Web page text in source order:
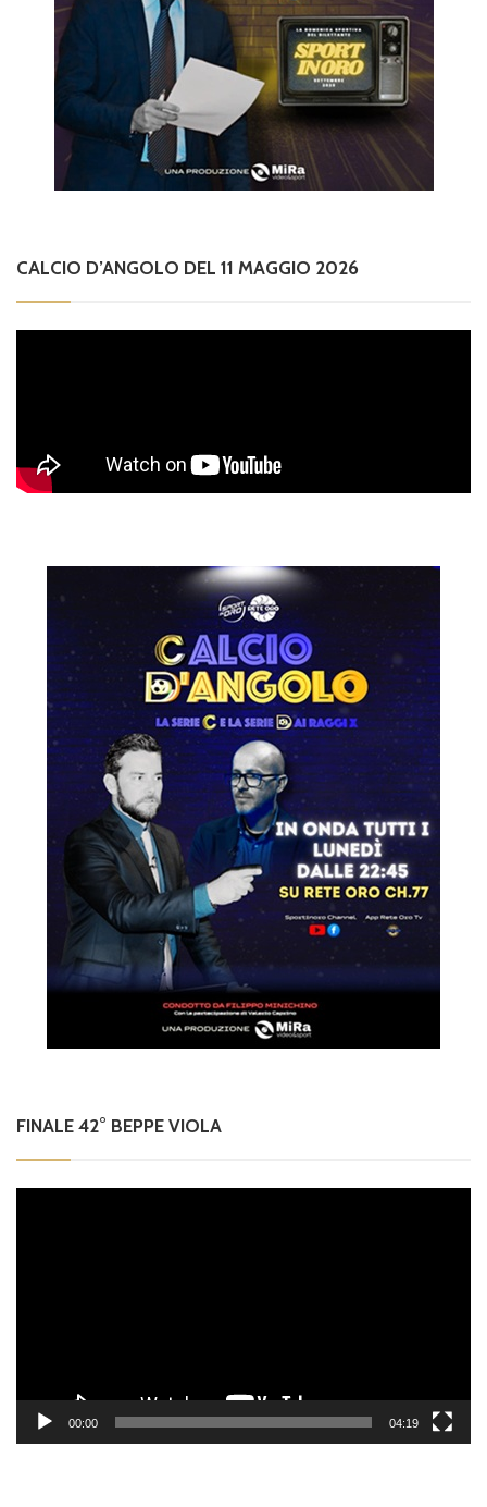
CALCIO D’ANGOLO DEL 11 MAGGIO 2026
FINALE 42° BEPPE VIOLA
00:00 04:19